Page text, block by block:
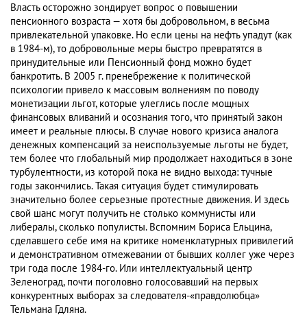
Власть осторожно зондирует вопрос о повышении
пенсионного возраста — хотя бы добровольном, в весьма
привлекательной упаковке. Но если цены на нефть упадут (как
в 1984-м), то добровольные меры быстро превратятся в
принудительные или Пенсионный фонд можно будет
банкротить. В 2005 г. пренебрежение к политической
психологии привело к массовым волнениям по поводу
монетизации льгот, которые улеглись после мощных
финансовых вливаний и осознания того, что принятый закон
имеет и реальные плюсы. В случае нового кризиса аналога
денежных компенсаций за неиспользуемые льготы не будет,
тем более что глобальный мир продолжает находиться в зоне
турбулентности, из которой пока не видно выхода: тучные
годы закончились. Такая ситуация будет стимулировать
значительно более серьезные протестные движения. И здесь
свой шанс могут получить не столько коммунисты или
либералы, сколько популисты. Вспомним Бориса Ельцина,
сделавшего себе имя на критике номенклатурных привилегий
и демонстративном отмежевании от бывших коллег уже через
три года после 1984-го. Или интеллектуальный центр
Зеленоград, почти поголовно голосовавший на первых
конкурентных выборах за следователя-«правдолюбца»
Тельмана Гдляна.